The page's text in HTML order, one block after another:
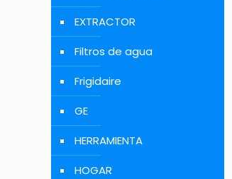
EXTRACTOR
Filtros de agua
Frigidaire
GE
HERRAMIENTA
HOGAR